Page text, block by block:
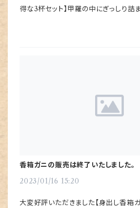
得な3杯セット】甲羅の中にぎっしり詰
香箱ガニの販売は終了いたしました。
2023/01/16 15:20
大変好評いただきました【身出し香箱